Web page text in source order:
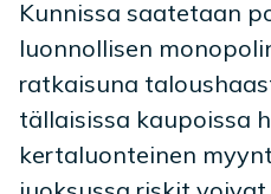
Kunnissa saatetaan
luonnollisen
ratkaisuna
tällaisissa kaupoissa
kertaluonteinen